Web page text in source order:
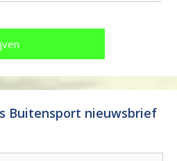
Buitensport nieuwsbrief